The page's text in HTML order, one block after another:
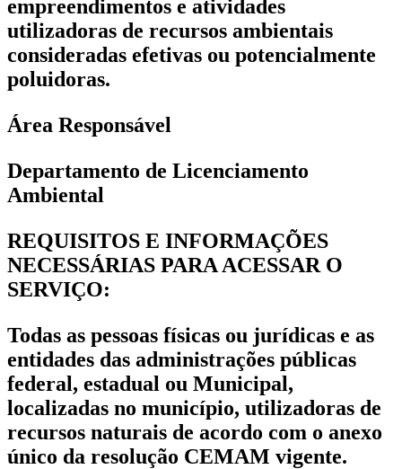
empreendimentos e atividades
utilizadoras de recursos ambientais
consideradas efetivas ou potencialmente
poluidoras.
Área Responsável
Departamento de Licenciamento
Ambiental
REQUISITOS E INFORMAÇÕES
NECESSÁRIAS PARA ACESSAR O
SERVIÇO:
Todas as pessoas físicas ou jurídicas e as
entidades das administrações públicas
federal, estadual ou Municipal,
localizadas no município, utilizadoras de
recursos naturais de acordo com o anexo
único da resolução CEMAM vigente.